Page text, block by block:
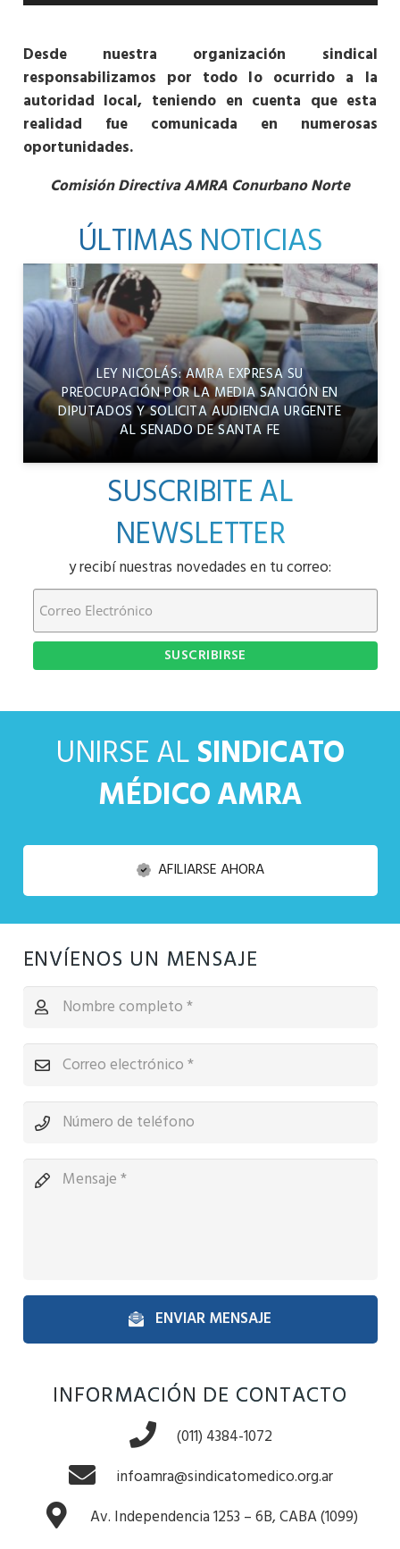
Desde nuestra organización sindical
responsabilizamos por todo lo ocurrido a la
autoridad local, teniendo en cuenta que esta
realidad fue comunicada en numerosas
oportunidades.
Comisión Directiva AMRA Conurbano Norte
ÚLTIMAS NOTICIAS
LEY NICOLÁS: AMRA EXPRESA SU
PREOCUPACIÓN POR LA MEDIA SANCIÓN EN
DIPUTADOS Y SOLICITA AUDIENCIA URGENTE
AL SENADO DE SANTA FE
SUSCRIBITE AL
NEWSLETTER
y recibí nuestras novedades en tu correo:
UNIRSE ALSINDICATO
MÉDICO AMRA
AFILIARSE AHORA
ENVÍENOS UN MENSAJE
ENVIAR MENSAJE
INFORMACIÓN DE CONTACTO
(011) 4384-1072
infoamra@sindicatomedico.org.ar
Av. Independencia 1253 – 6B, CABA (1099)